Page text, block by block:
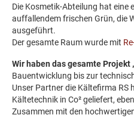
Die Kosmetik-Abteilung hat eine
auffallendem frischen Grün, die
ausgeführt.
Der gesamte Raum wurde mit
Wir haben das gesamte Projekt
Bauentwicklung bis zur
Unser Partner die Kältefirma RS
Kältetechnik in Co² geliefert,
Zusammen mit den